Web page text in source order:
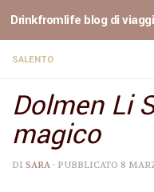
Sotto il contenuto
Drinkfromlife blog di viaggi
SALENTO
Dolmen Li
magico
DI SARA · PUBBLICATO 8